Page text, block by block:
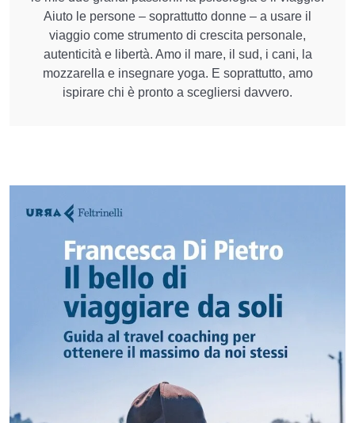
Aiuto le persone – soprattutto donne – a usare il
viaggio come strumento di crescita personale,
autenticità e libertà. Amo il mare, il sud, i cani, la
mozzarella e insegnare yoga. E soprattutto, amo
ispirare chi è pronto a scegliersi davvero.